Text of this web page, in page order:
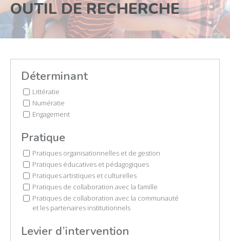
OUTIL DE RECHERCHE
Déterminant
Littératie
Numératie
Engagement
Pratique
Pratiques organisationnelles et de gestion
Pratiques éducatives et pédagogiques
Pratiques artistiques et culturelles
Pratiques de collaboration avec la famille
Pratiques de collaboration avec la communauté
et les partenaires institutionnels
Levier d’intervention